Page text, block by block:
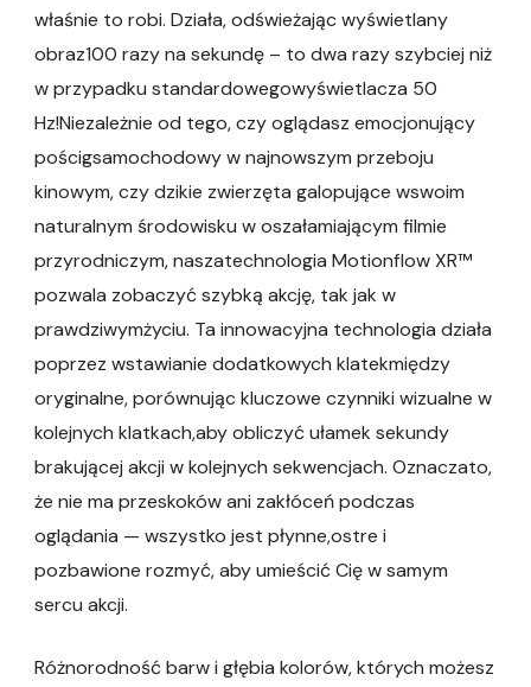
właśnie to robi. Działa, odświeżając wyświetlany
obraz100 razy na sekundę – to dwa razy szybciej niż
w przypadku standardowegowyświetlacza 50
Hz!Niezależnie od tego, czy oglądasz emocjonujący
pościgsamochodowy w najnowszym przeboju
kinowym, czy dzikie zwierzęta galopujące wswoim
naturalnym środowisku w oszałamiającym filmie
przyrodniczym, naszatechnologia Motionflow XR™
pozwala zobaczyć szybką akcję, tak jak w
prawdziwymżyciu. Ta innowacyjna technologia działa
poprzez wstawianie dodatkowych klatekmiędzy
oryginalne, porównując kluczowe czynniki wizualne w
kolejnych klatkach,aby obliczyć ułamek sekundy
brakującej akcji w kolejnych sekwencjach. Oznaczato,
że nie ma przeskoków ani zakłóceń podczas
oglądania — wszystko jest płynne,ostre i
pozbawione rozmyć, aby umieścić Cię w samym
sercu akcji.
Różnorodność barw i głębia kolorów, których możesz